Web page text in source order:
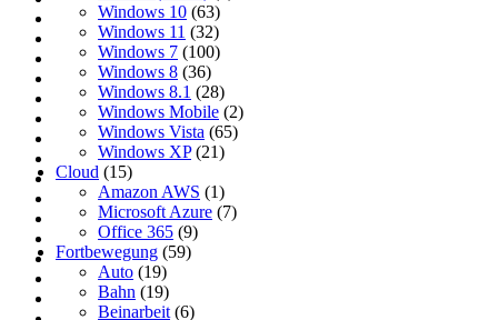
Windows 10 (63)
Windows 11 (32)
Windows 7 (100)
Windows 8 (36)
Windows 8.1 (28)
Windows Mobile (2)
Windows Vista (65)
Windows XP(21)
Cloud (15)
Amazon AWS (1)
Microsoft Azure (7)
Office 365 (9)
Fortbewegung (59)
Auto (19)
Bahn (19)
Beinarbeit (6)